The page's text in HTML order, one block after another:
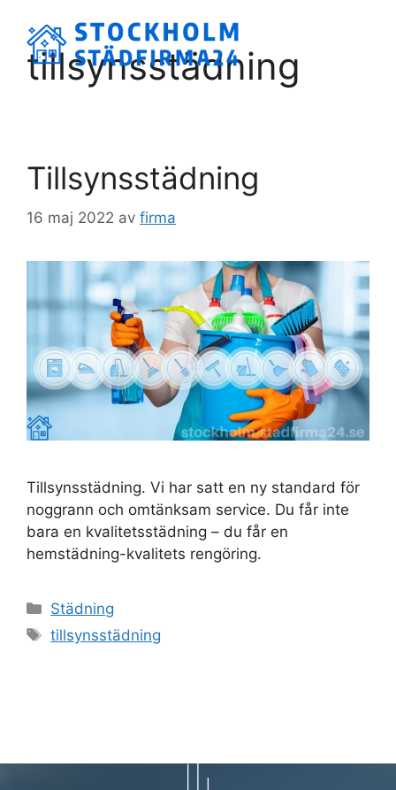
innehålltillsynsstädning
Tillsynsstädning
16 maj 2022 av firma
Tillsynsstädning. Vi har satt en ny standard för
noggrann och omtänksam service. Du får inte
bara en kvalitetsstädning – du får en
hemstädning-kvalitets rengöring.
Kategorier
Städning
Etiketter
tillsynsstädning